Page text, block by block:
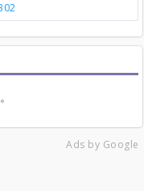
Ads by Google